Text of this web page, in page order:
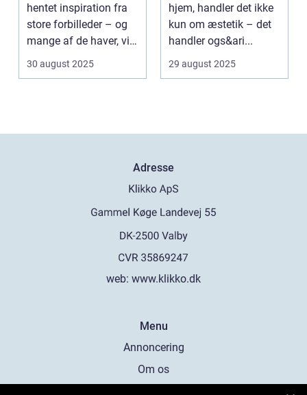
hentet inspiration fra
store forbilleder – og
mange af de haver, vi
30 august 2025
hjem, handler det ikke
kun om æstetik – det
handler ogs&ari...
29 august 2025
Adresse
web: www.klikko.dk
Menu
Annoncering
Om os